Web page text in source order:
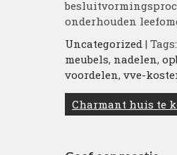
onderhouden
Uncategorized | Tags:
meubels, nadelen,
voordelen, vve-
Charmant huis te